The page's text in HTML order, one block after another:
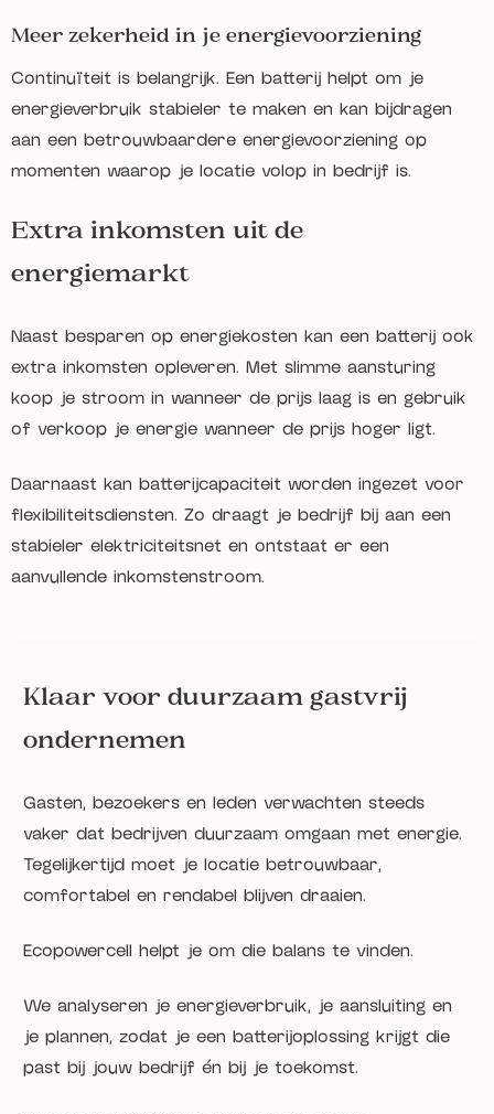
Meer zekerheid in je energievoorziening
Continuïteit is belangrijk. Een batterij helpt om je
energieverbruik stabieler te maken en kan bijdragen
aan een betrouwbaardere energievoorziening op
momenten waarop je locatie volop in bedrijf is.
Extra inkomsten uit de
energiemarkt
Naast besparen op energiekosten kan een batterij ook
extra inkomsten opleveren. Met slimme aansturing
koop je stroom in wanneer de prijs laag is en gebruik
of verkoop je energie wanneer de prijs hoger ligt.
Daarnaast kan batterijcapaciteit worden ingezet voor
flexibiliteitsdiensten. Zo draagt je bedrijf bij aan een
stabieler elektriciteitsnet en ontstaat er een
aanvullende inkomstenstroom.
Klaar voor duurzaam gastvrij
ondernemen
Gasten, bezoekers en leden verwachten steeds
vaker dat bedrijven duurzaam omgaan met energie.
Tegelijkertijd moet je locatie betrouwbaar,
comfortabel en rendabel blijven draaien.
Ecopowercell helpt je om die balans te vinden.
We analyseren je energieverbruik, je aansluiting en
je plannen, zodat je een batterijoplossing krijgt die
past bij jouw bedrijf én bij je toekomst.